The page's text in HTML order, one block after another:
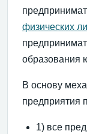
физических
образования
В основу
предприятия
1) все